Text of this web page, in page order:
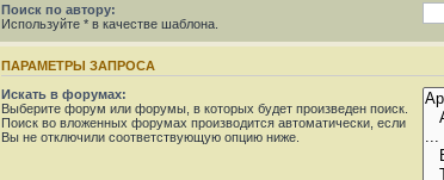
Поиск по автору:
Используйте * в качестве шаблона.
ПАРАМЕТРЫ ЗАПРОСА
Искать в форумах:
Выберите форум или форумы, в которых будет произведен поиск.
Поиск во вложенных форумах производится автоматически, если
Вы не отключили соответствующую опцию ниже.